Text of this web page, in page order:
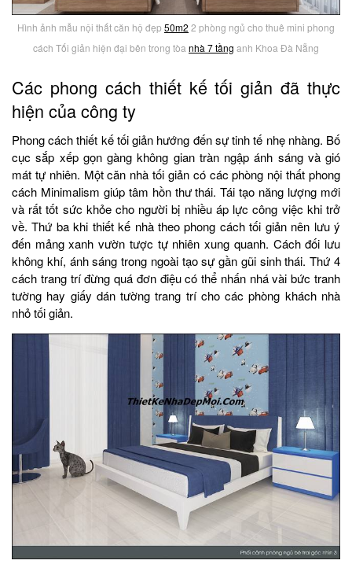
Hình ảnh mẫu nội thất căn hộ đẹp 50m2 2 phòng ngủ cho thuê mini phong
cách Tối giản hiện đại bên trong tòanhà 7 tầng anh Khoa Đà Nẵng
Các phong cách thiết kế tối giản đã thực
hiện của công ty
Phong cách thiết kế tối giản hướng đến sự tinh tế nhẹ nhàng. Bố
cục sắp xếp gọn gàng không gian tràn ngập ánh sáng và gió
mát tự nhiên. Một căn nhà tối giản có các phòng nội thất phong
cách Minimalism giúp tâm hồn thư thái. Tái tạo năng lượng mới
và rất tốt sức khỏe cho người bị nhiều áp lực công việc khi trở
về. Thứ ba khi thiết kế nhà theo phong cách tối giản nên lưu ý
đến mảng xanh vườn tược tự nhiên xung quanh. Cách đối lưu
không khí, ánh sáng trong ngoài tạo sự gần gũi sinh thái. Thứ 4
cách trang trí đừng quá đơn điệu có thể nhấn nhá vài bức tranh
tường hay giấy dán tường trang trí cho các phòng khách nhà
nhỏ tối giản.